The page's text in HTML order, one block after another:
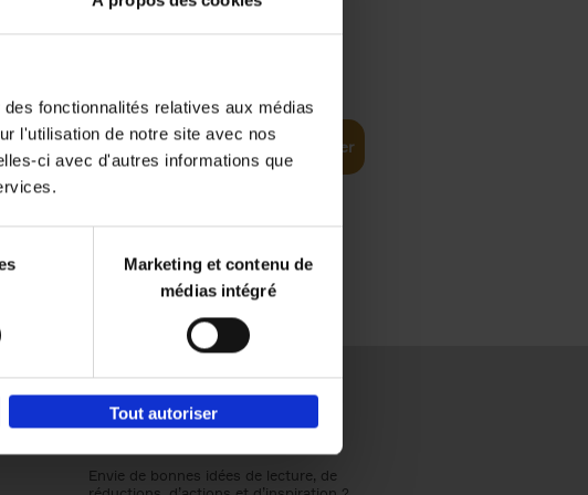
fonctionnalités relatives aux médias
l'utilisation de notre site avec nos
ci avec d'autres informations que
Marketing et contenu de
médias intégré
Tout autoriser
Ajouter au panier
Envie de bonnes idées de lecture, de